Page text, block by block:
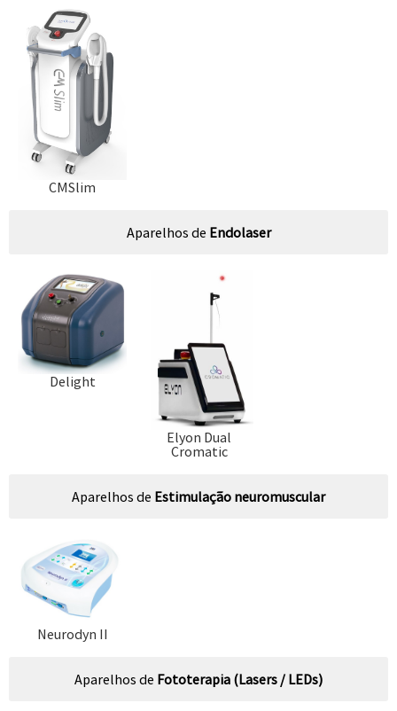
CMSlim
Aparelhos de Endolaser
Delight
Elyon Dual
Cromatic
Aparelhos de Estimulação neuromuscular
Neurodyn II
Aparelhos de Fototerapia (Lasers / LEDs)